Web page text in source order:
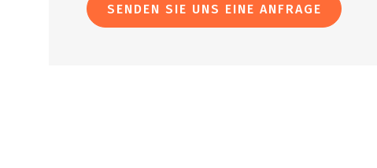
SENDEN SIE UNS EINE ANFRAGE